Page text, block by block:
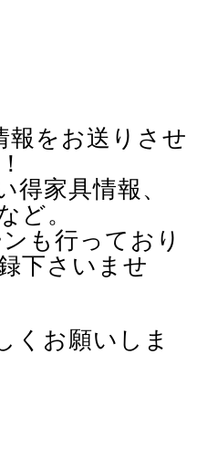
報をお送りさせ
得家具情報、
ど。
も行っており
下さいませ
くお願いしま